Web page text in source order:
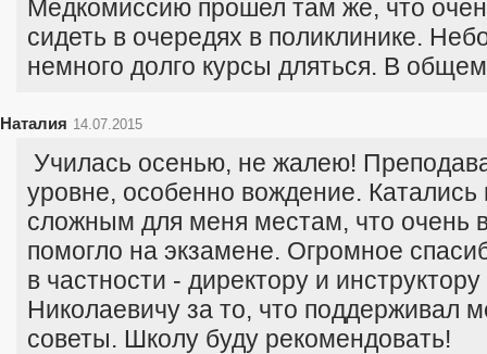
Медкомиссию прошел там же, что
сидеть в очередях в поликлинике.
немного долго курсы дляться. В
Наталия 14.07.2015
Училась осенью, не жалею!
уровне, особенно вождение. Катались
сложным для меня местам, что очень
помогло на экзамене. Огромное
в частности - директору и
Николаевичу за то, что поддерживал
советы. Школу буду рекомендовать!